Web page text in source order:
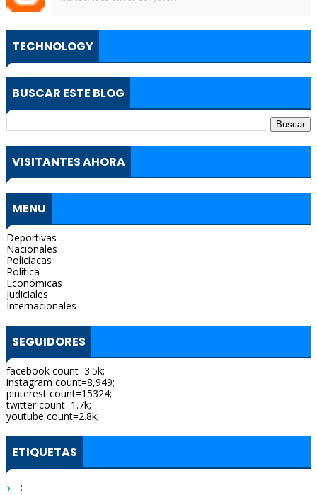
TECHNOLOGY
BUSCAR ESTE BLOG
VISITANTES AHORA
MENU
Deportivas
Nacionales
Policíacas
Política
Económicas
Judiciales
Internacionales
SEGUIDORES
facebook count=3.5k;
instagram count=8,949;
pinterest count=15324;
twitter count=1.7k;
youtube count=2.8k;
ETIQUETAS
: